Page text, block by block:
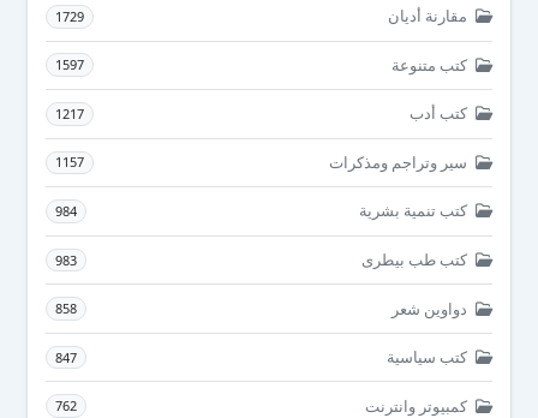
مقارنة أديان 1729
كتب متنوعة 1597
كتب أدب 1217
سير وتراجم ومذكرات 1157
كتب تنمية بشرية 984
كتب طب بيطرى 983
دواوين شعر 858
كتب سياسية 847
كمبيوتر وانترنت 762